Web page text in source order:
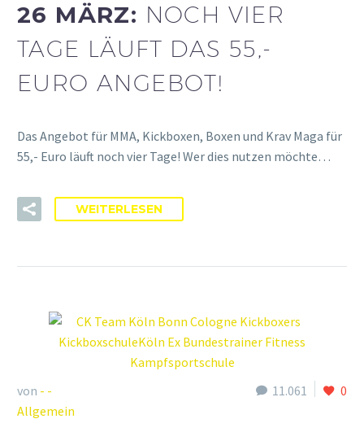
26 MÄRZ: NOCH VIER
TAGE LÄUFT DAS 55,-
EURO ANGEBOT!
Das Angebot für MMA, Kickboxen, Boxen und Krav Maga für
55,- Euro läuft noch vier Tage! Wer dies nutzen möchte…
WEITERLESEN
11.061 0
von - -
Allgemein